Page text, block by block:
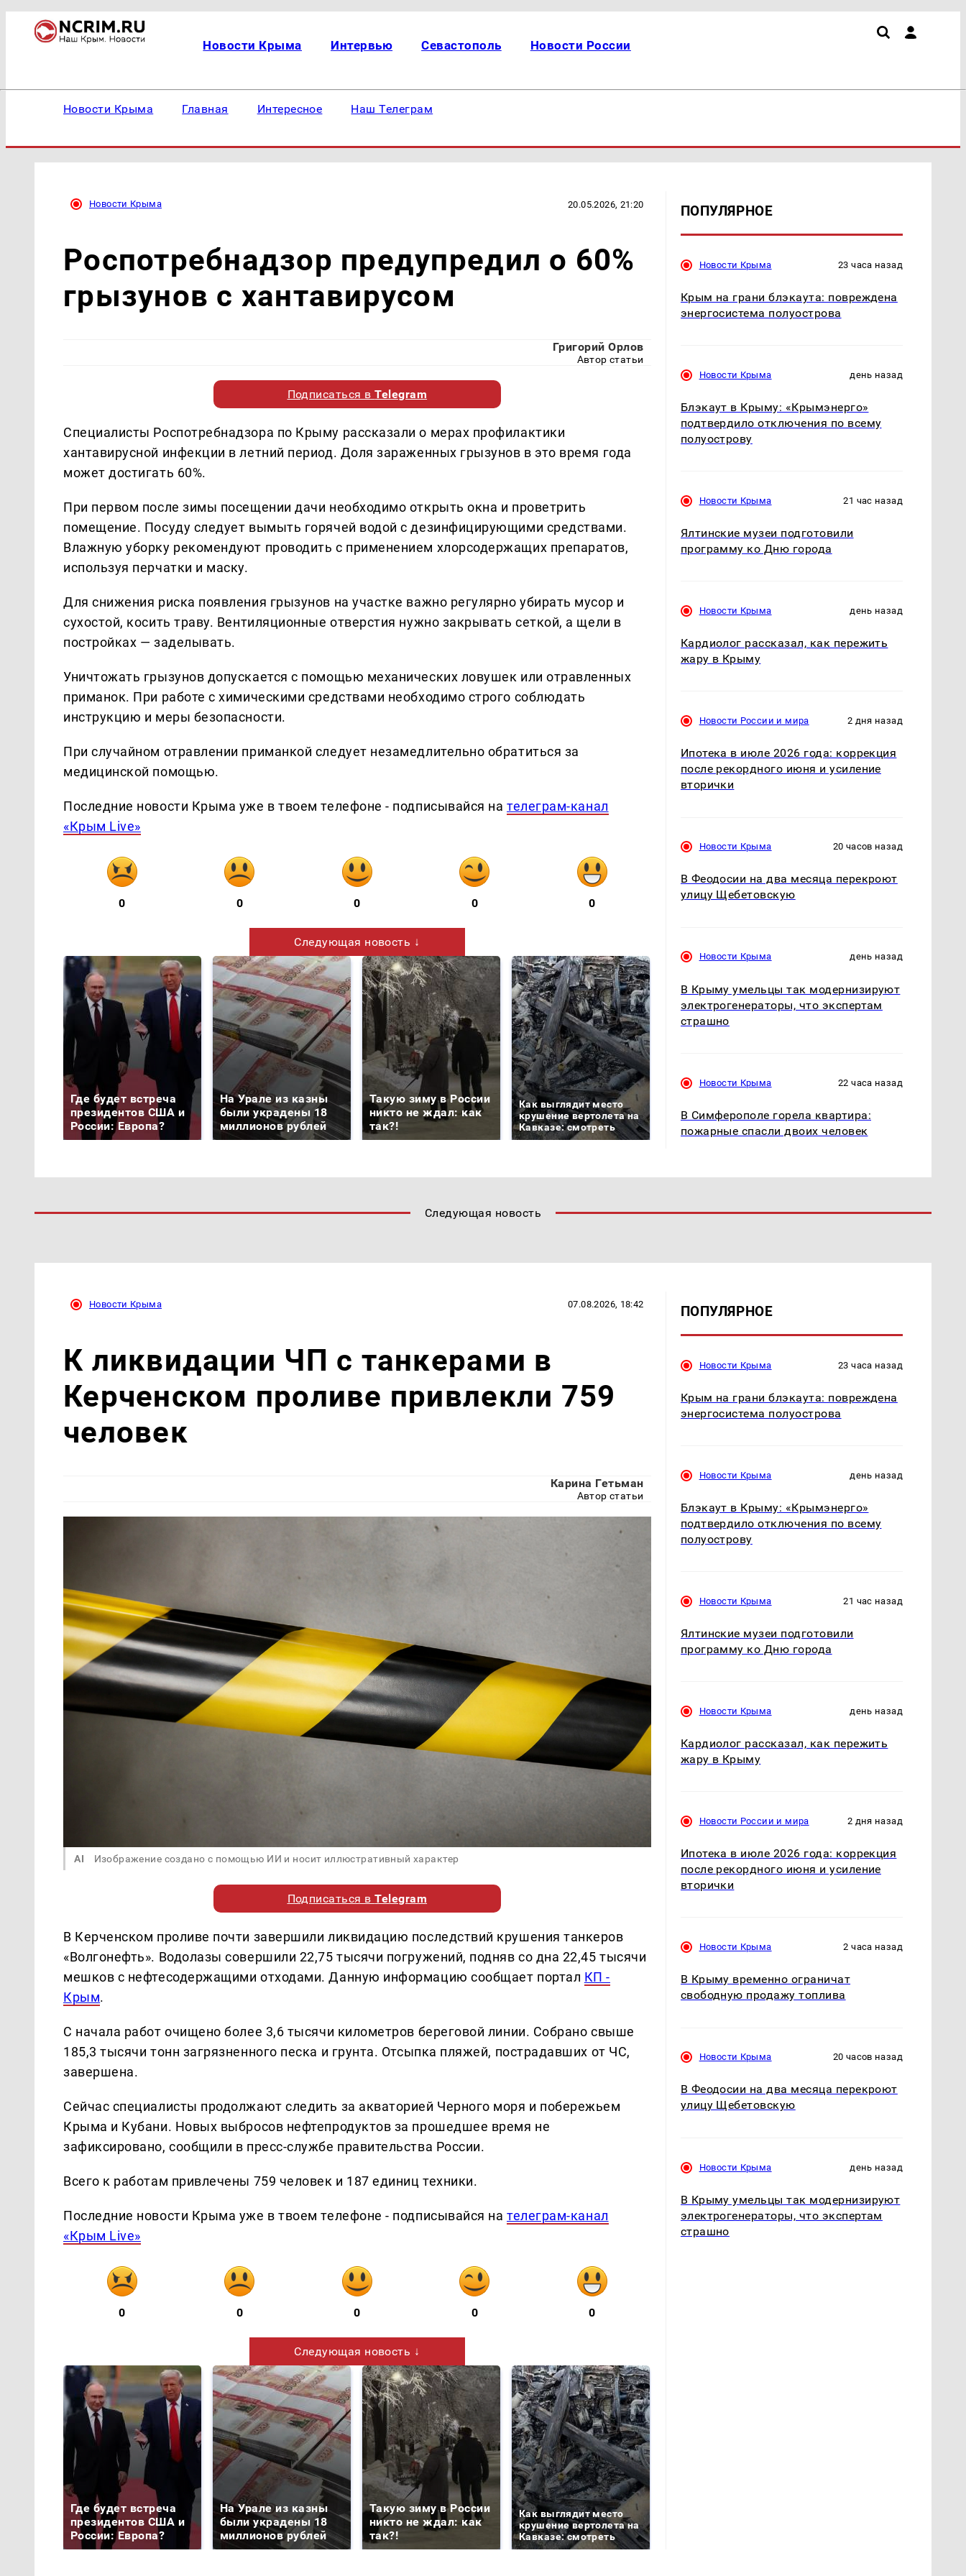
Новости Крыма Интервью Севастополь Новости России
Новости Крыма Главная Интересное Наш Телеграм
Новости Крыма 20.05.2026, 21:20
Роспотребнадзор предупредил о 60%
грызунов с хантавирусом
Григорий Орлов
Автор статьи
Подписаться вTelegram
Специалисты Роспотребнадзора по Крыму рассказали о мерах профилактики
хантавирусной инфекции в летний период. Доля зараженных грызунов в это время года
может достигать 60%.
При первом после зимы посещении дачи необходимо открыть окна и проветрить
помещение. Посуду следует вымыть горячей водой с дезинфицирующими средствами.
Влажную уборку рекомендуют проводить с применением хлорсодержащих препаратов,
используя перчатки и маску.
Для снижения риска появления грызунов на участке важно регулярно убирать мусор и
сухостой, косить траву. Вентиляционные отверстия нужно закрывать сеткой, а щели в
постройках — заделывать.
Уничтожать грызунов допускается с помощью механических ловушек или отравленных
приманок. При работе с химическими средствами необходимо строго соблюдать
инструкцию и меры безопасности.
При случайном отравлении приманкой следует незамедлительно обратиться за
медицинской помощью.
Последние новости Крыма уже в твоем телефоне - подписывайся нателеграм-канал
«Крым Live»
0 0 0 0 0
Следующая новость ↓
Где будет встреча
президентов США и
России: Европа?
На Урале из казны
были украдены 18
миллионов рублей
Такую зиму в России
никто не ждал: как
так?!
Как выглядит место
крушение вертолета на
Кавказе: смотреть
готовую еду из
магазина: список
жестокое убийство
криптомиллионера
ПОПУЛЯРНОЕ
Новости Крыма 23 часа назад
Крым на грани блэкаута: повреждена
энергосистема полуострова
Новости Крыма день назад
Блэкаут в Крыму: «Крымэнерго»
подтвердило отключения по всему
полуострову
Новости Крыма 21 час назад
Ялтинские музеи подготовили
программу ко Дню города
Новости Крыма день назад
Кардиолог рассказал, как пережить
жару в Крыму
Новости России и мира 2 дня назад
Ипотека в июле 2026 года: коррекция
после рекордного июня и усиление
вторички
Новости Крыма 20 часов назад
В Феодосии на два месяца перекроют
улицу Щебетовскую
Новости Крыма день назад
В Крыму умельцы так модернизируют
электрогенераторы, что экспертам
страшно
Новости Крыма 22 часа назад
В Симферополе горела квартира:
пожарные спасли двоих человек
Следующая новость
Новости Крыма 07.08.2026, 18:42
К ликвидации ЧП с танкерами в
Керченском проливе привлекли 759
человек
Карина Гетьман
Автор статьи
AI Изображение создано с помощью ИИ и носит иллюстративный характер
Подписаться вTelegram
В Керченском проливе почти завершили ликвидацию последствий крушения танкеров
«Волгонефть». Водолазы совершили 22,75 тысячи погружений, подняв со дна 22,45 тысячи
мешков с нефтесодержащими отходами. Данную информацию сообщает портал КП -
Крым.
С начала работ очищено более 3,6 тысячи километров береговой линии. Собрано свыше
185,3 тысячи тонн загрязненного песка и грунта. Отсыпка пляжей, пострадавших от ЧС,
завершена.
Сейчас специалисты продолжают следить за акваторией Черного моря и побережьем
Крыма и Кубани. Новых выбросов нефтепродуктов за прошедшее время не
зафиксировано, сообщили в пресс-службе правительства России.
Всего к работам привлечены 759 человек и 187 единиц техники.
Последние новости Крыма уже в твоем телефоне - подписывайся нателеграм-канал
«Крым Live»
0 0 0 0 0
Следующая новость ↓
Где будет встреча
президентов США и
России: Европа?
На Урале из казны
были украдены 18
миллионов рублей
Такую зиму в России
никто не ждал: как
так?!
Как выглядит место
крушение вертолета на
Кавказе: смотреть
ПОПУЛЯРНОЕ
Новости Крыма 23 часа назад
Крым на грани блэкаута: повреждена
энергосистема полуострова
Новости Крыма день назад
Блэкаут в Крыму: «Крымэнерго»
подтвердило отключения по всему
полуострову
Новости Крыма 21 час назад
Ялтинские музеи подготовили
программу ко Дню города
Новости Крыма день назад
Кардиолог рассказал, как пережить
жару в Крыму
Новости России и мира 2 дня назад
Ипотека в июле 2026 года: коррекция
после рекордного июня и усиление
вторички
Новости Крыма 2 часа назад
В Крыму временно ограничат
свободную продажу топлива
Новости Крыма 20 часов назад
В Феодосии на два месяца перекроют
улицу Щебетовскую
Новости Крыма день назад
В Крыму умельцы так модернизируют
электрогенераторы, что экспертам
страшно